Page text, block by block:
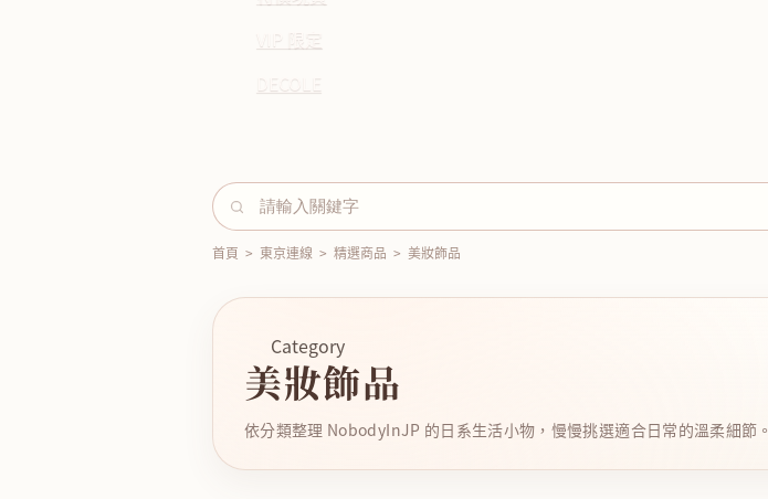
VIP 限定
首頁 > 東京連線 > 精選商品 > 美妝飾品
Category
美妝飾品
依分類整理 NobodyInJP 的日系生活小物，慢慢挑選適合日常的溫柔細節。